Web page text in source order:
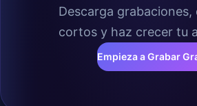
Descarga grabaciones,
cortos y haz crecer tu
Empieza a Grabar